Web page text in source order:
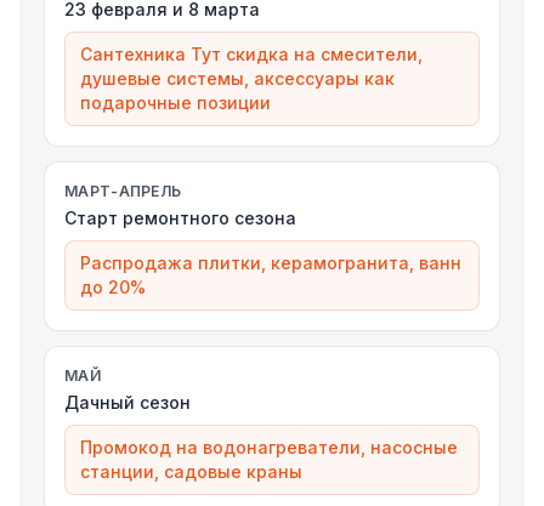
23 февраля и 8 марта
Сантехника Тут скидка на смесители,
душевые системы, аксессуары как
подарочные позиции
МАРТ-АПРЕЛЬ
Старт ремонтного сезона
Распродажа плитки, керамогранита, ванн
до 20%
МАЙ
Дачный сезон
Промокод на водонагреватели, насосные
станции, садовые краны